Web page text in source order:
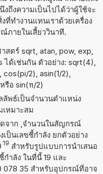
ถึงความเป็นไปได้ว่าผู้ใช้จะ
ทำงานแทนเราด้วยเครื่อง
ภายในเสี้ยววินาที.
ตร์ sqrt, atan, pow, exp,
ได้เช่นกัน ตัวอย่าง: sqrt(4),
2), asin(1/2),
รือ sin(π/2)
ลัพธ์เป็นจำนวนตำแหน่ง
หมาะสม
จาก ,จำนวนในสัญกรณ์
ป็นเลขชี้กำลัง ยกตัวอย่าง
19 สำหรับรูปแบบการนำเสนอ
ำลัง ในที่นี้ 19 และ
078 35 สำหรับอุปกรณ์ที่อาจ